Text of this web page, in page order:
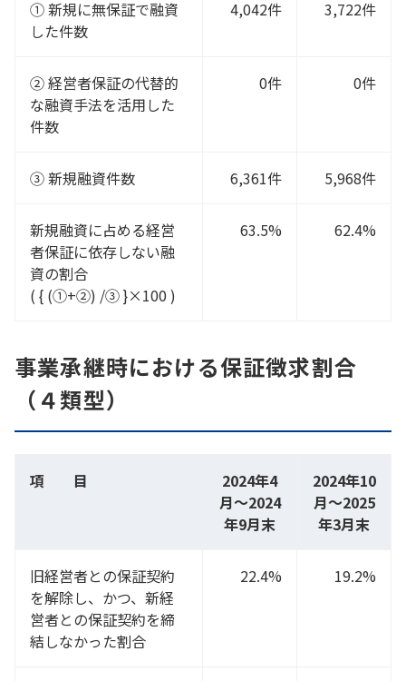
① 新規に無保証で融資
した件数
4,042件 3,722件
② 経営者保証の代替的
な融資手法を活用した
件数
0件 0件
③ 新規融資件数 6,361件 5,968件
新規融資に占める経営
者保証に依存しない融
資の割合
( { (①+②) /③ }×100 )
63.5% 62.4%
事業承継時における保証徴求割合
（４類型）
項 目
2024年4
月～2024
年9月末
2024年10
月～2025
年3月末
旧経営者との保証契約
を解除し、かつ、新経
営者との保証契約を締
結しなかった割合
22.4% 19.2%